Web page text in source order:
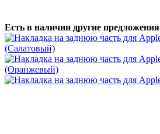
Есть в наличии другие предложения